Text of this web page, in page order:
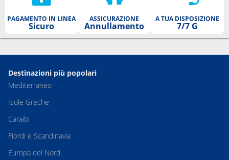
PAGAMENTO IN LINEA
Sicuro
ASSICURAZIONE
Annullamento
A TUA DISPOSIZIONE
7/7 G
Destinazioni più popolari
Mediterraneo
Isole Greche
Caraibi
Fiordi e Scandinavia
Europa del Nord